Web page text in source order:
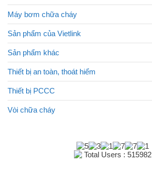
Máy bơm chữa cháy
Sản phẩm của Vietlink
Sản phẩm khác
Thiết bị an toàn, thoát hiểm
Thiết bị PCCC
Vòi chữa cháy
Total Users : 515982